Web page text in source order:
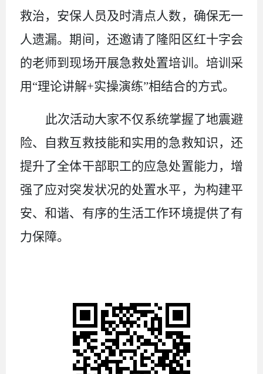
救治，安保人员及时清点人数，确保无一
人遗漏。期间，还邀请了隆阳区红十字会
的老师到现场开展急救处置培训。培训采
用 “理论讲解+实操演练”相结合的方式。
此次活动大家不仅系统掌握了地震避
险、自救互救技能和实用的急救知识，还
提升了全体干部职工的应急处置能力，增
强了应对突发状况的处置水平，为构建平
安、和谐、有序的生活工作环境提供了有
力保障。